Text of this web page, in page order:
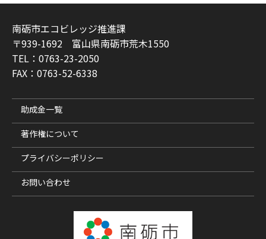
南砺市エコビレッジ推進課
〒939-1692 富山県南砺市荒木1550
TEL：0763-23-2050
FAX：0763-52-6338
助成金一覧
著作権について
プライバシーポリシー
お問い合わせ